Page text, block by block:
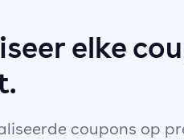
elke
coupons op